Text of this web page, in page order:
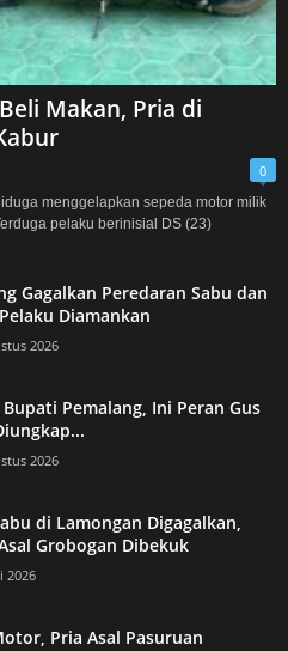
Makan, Pria di
0
menggelapkan sepeda motor milik
pelaku berinisial DS (23)
Gagalkan Peredaran Sabu dan
Diamankan
2026
Bupati Pemalang, Ini Peran Gus
2026
di Lamongan Digagalkan,
Grobogan Dibekuk
2026
Pria Asal Pasuruan